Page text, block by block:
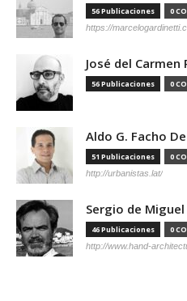
56 Publicaciones 0
https://
José del
56 Publicaciones 0
Aldo G. Facho
51 Publicaciones 0
http://urbanistas.lat/
Sergio de Miguel
46 Publicaciones 0
http://www.hand-